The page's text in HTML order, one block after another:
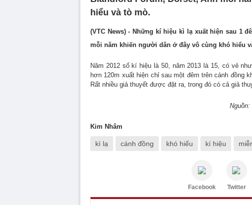
hiểu và tò mò.
(VTC News) - Những kí hiệu kì lạ xuất hiện sau 1
mỗi năm khiến người dân ở đây vô cùng khó hiểu
Năm 2012 số kí hiệu là 50, năm 2013 là 15, có vẻ
hơn 120m xuất hiện chỉ sau một đêm trên cánh đồng
Rất nhiều giả thuyết được đặt ra, trong đó có cả giả
Nguồn:
Kim Nhâm
kì lạ cánh đồng khó hiểu kí hiệu
Facebook Twitter